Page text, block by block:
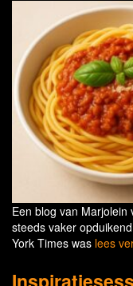
Een blog van
steeds vaker
York Times was lees